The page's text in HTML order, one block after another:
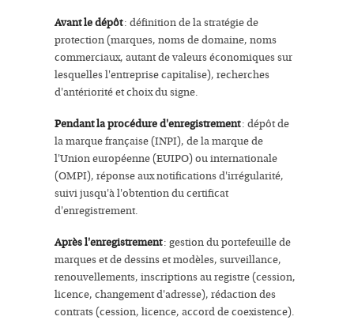
Avant le dépôt: définition de la stratégie de
protection (marques, noms de domaine, noms
commerciaux, autant de valeurs économiques sur
lesquelles l'entreprise capitalise), recherches
d'antériorité et choix du signe.
Pendant la procédure d'enregistrement: dépôt de
la marque française (INPI), de la marque de
l'Union européenne (EUIPO) ou internationale
(OMPI), réponse aux notifications d'irrégularité,
suivi jusqu'à l'obtention du certificat
d'enregistrement.
Après l'enregistrement: gestion du portefeuille de
marques et de dessins et modèles, surveillance,
renouvellements, inscriptions au registre (cession,
licence, changement d'adresse), rédaction des
contrats (cession, licence, accord de coexistence).